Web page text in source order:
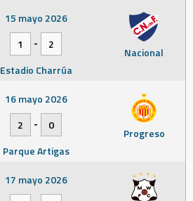
Nacional
15 mayo 2026
1
-
2
Estadio Charrúa
Progreso
16 mayo 2026
2
-
0
Parque Artigas
17 mayo 2026